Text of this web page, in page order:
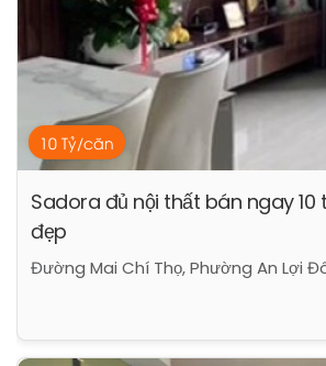
10 Tỷ/căn
Sadora đủ nội thất bán ngay 10
đẹp